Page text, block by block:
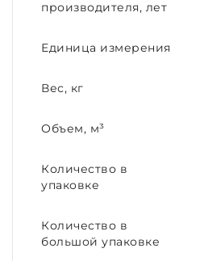
производителя, лет
Единица измерения
Вес, кг
Объем, м³
Количество в
упаковке
Количество в
большой упаковке